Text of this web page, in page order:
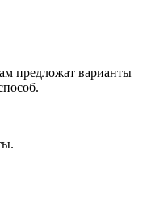
предложат варианты